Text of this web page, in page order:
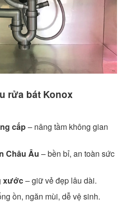
rửa bát Konox
cấp– nâng tầm không gian
Châu Âu – bền bỉ, an toàn sức
xước– giữ vẻ đẹp lâu dài.
ồn, ngăn mùi, dễ vệ sinh.